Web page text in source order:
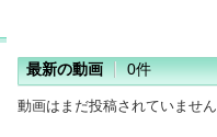
最新の動画 0件
動画はまだ投稿されていません